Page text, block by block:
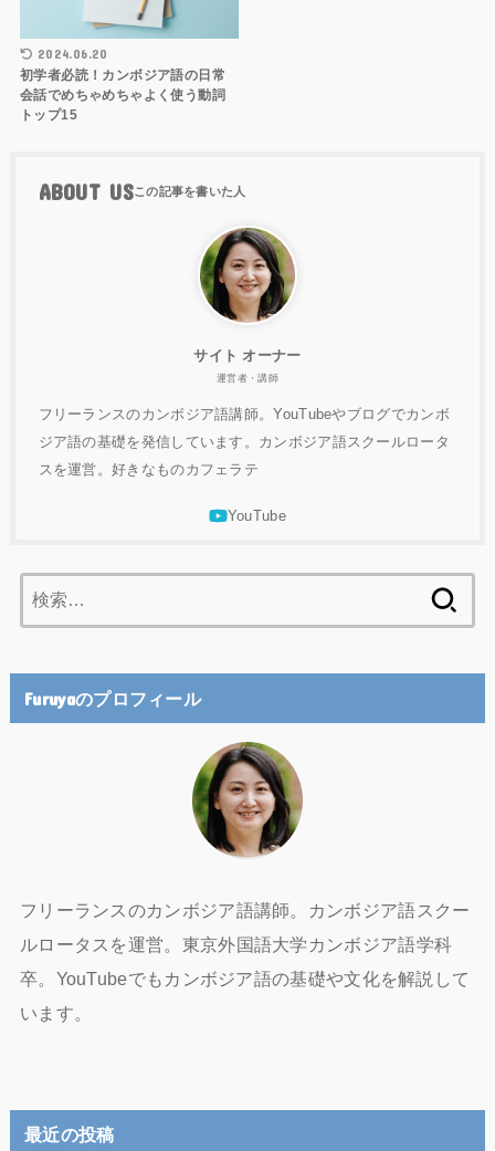
2024.06.20
初学者必読！カンボジア語の日常
会話でめちゃめちゃよく使う動詞
トップ15
ABOUT US
サイト オーナー
運営者・講師
フリーランスのカンボジア語講師。YouTubeやブログでカンボ
ジア語の基礎を発信しています。カンボジア語スクールロータ
スを運営。好きなものカフェラテ
索:
Furuyaのプロフィール
フリーランスのカンボジア語講師。カンボジア語スクー
ルロータスを運営。東京外国語大学カンボジア語学科
卒。YouTubeでもカンボジア語の基礎や文化を解説して
います。
最近の投稿